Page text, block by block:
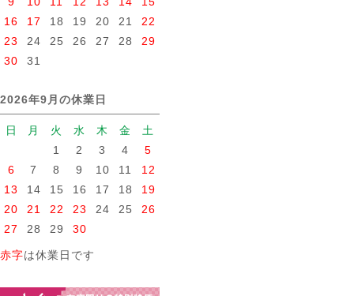
16
17 18 19 20 21
22
23
24 25 26 27 28
29
30
31
2026年9月の休業日
日 月 火 水 木 金
土
1
2 3 4
5
6
7 8 9 10 11
12
13
14 15 16 17 18
19
20
21 22 23 24 25
26
27
28 29 30
赤字は休業日です